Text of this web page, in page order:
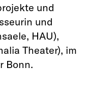
und
und
HAU),
Theater), im
Bonn.